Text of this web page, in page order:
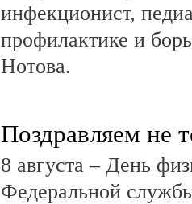
инфекционист,
профилактике и
Нотова.
Поздравляем не
8 августа – День
Федеральной